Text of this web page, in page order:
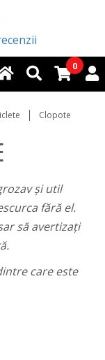
0
Clopote
și util
fără el.
să avertizați
care este